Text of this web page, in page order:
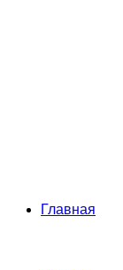
Главная